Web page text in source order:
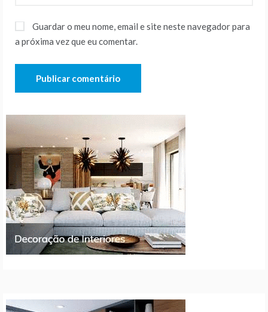
Guardar o meu nome, email e site neste navegador para
a próxima vez que eu comentar.